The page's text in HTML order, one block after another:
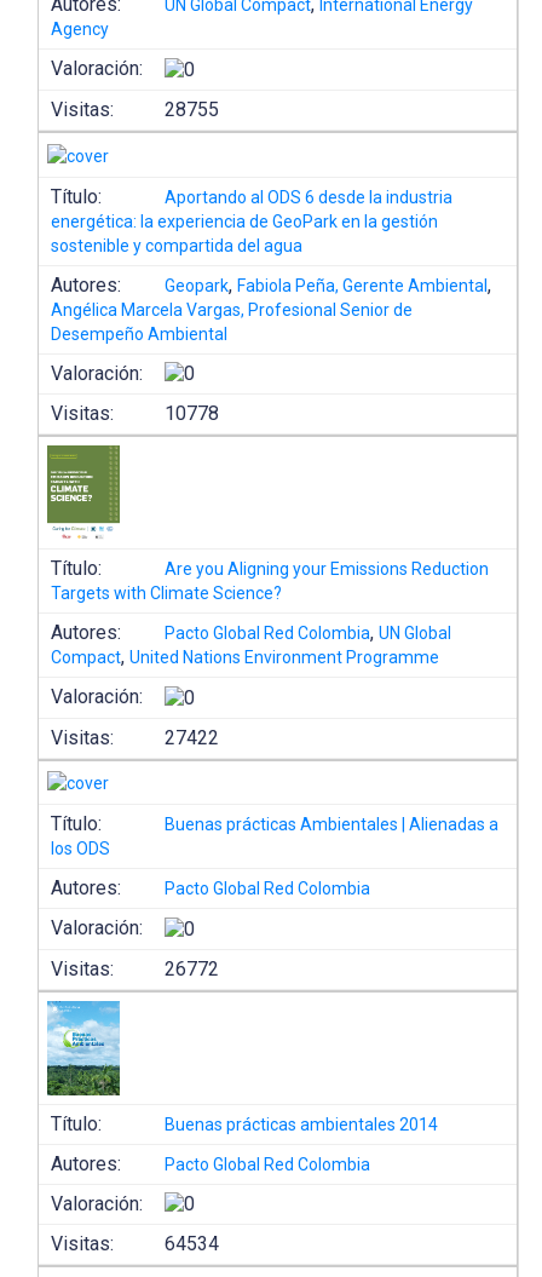
Autores: UN Global Compact, International Energy
Agency
Valoración:
Visitas:
28755
Título:
Aportando al ODS 6 desde la industria
energética: la experiencia de GeoPark en la gestión
sostenible y compartida del agua
Autores: Geopark,Fabiola Peña, Gerente Ambiental,
Angélica Marcela Vargas, Profesional Senior de
Desempeño Ambiental
Valoración:
Visitas:
10778
Título:
Are you Aligning your Emissions Reduction
Targets with Climate Science?
Autores: Pacto Global Red Colombia,UN Global
Compact,United Nations Environment Programme
Valoración:
Visitas:
27422
Título:
Buenas prácticas Ambientales | Alienadas a
los ODS
Autores: Pacto Global Red Colombia
Valoración:
Visitas:
26772
Título: Buenas prácticas ambientales 2014
Autores: Pacto Global Red Colombia
Valoración:
Visitas:
64534